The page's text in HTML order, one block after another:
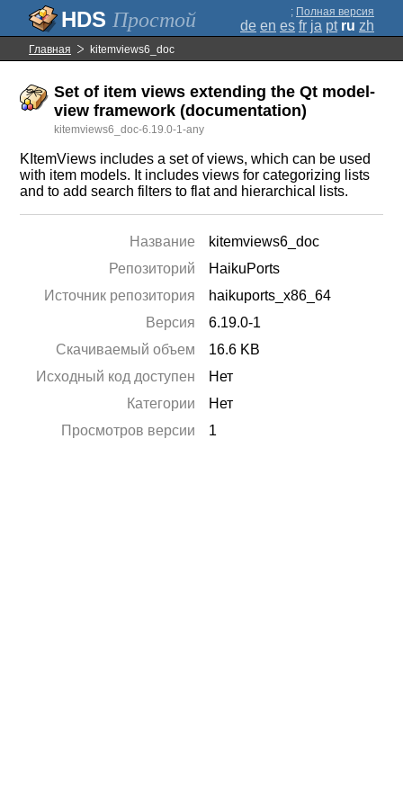
Простой ; Полная версия
de en es fr ja pt ru zh
Главная kitemviews6_doc
Set of item views extending the Qt model-
view framework (documentation)
kitemviews6_doc-6.19.0-1-any
KItemViews includes a set of views, which can be used
with item models. It includes views for categorizing lists
and to add search filters to flat and hierarchical lists.
Название
kitemviews6_doc
Репозиторий
HaikuPorts
Источник репозитория
haikuports_x86_64
Версия
6.19.0-1
Скачиваемый объем
16.6 KB
Исходный код доступен
Нет
Категории
Нет
Просмотров версии
1